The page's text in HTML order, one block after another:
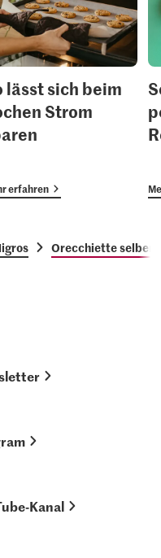
lässt sich beim
Strom
erfahren
Orecchiette selber
Kanal